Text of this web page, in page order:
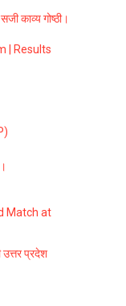
काव्य गोष्ठी।
| Results
Match at
उत्तर प्रदेश